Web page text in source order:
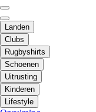
Landen
Clubs
Rugbyshirts
Schoenen
Uitrusting
Kinderen
Lifestyle